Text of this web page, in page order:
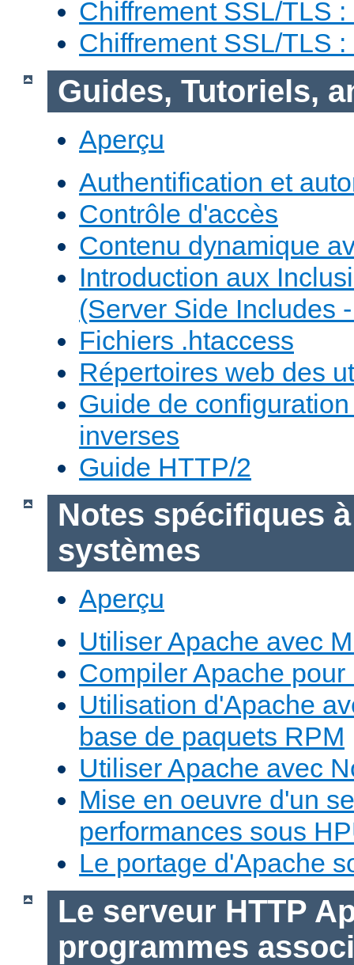
Chiffrement SSL/TLS
Chiffrement SSL/TLS :
Guides, Tutoriels,
Aperçu
Authentification et
Contrôle d'accès
Contenu dynamique
Introduction aux
(Server Side Includes
Fichiers .htaccess
Répertoires web des
Guide de
inverses
Guide HTTP/2
Notes spécifiques
systèmes
Aperçu
Utiliser Apache avec
Compiler Apache
Utilisation d'Apache
base de paquets RPM
Utiliser Apache avec
Mise en oeuvre d'un
performances sous
Le portage d'Apache
Le serveur HTTP
programmes